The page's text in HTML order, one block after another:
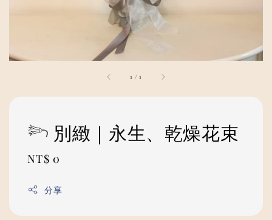
1 /1
𓆸 別緻｜永生、乾燥花束
Regular
NT$ 0
分享